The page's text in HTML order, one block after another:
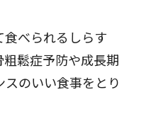
べられるしらす
鬆症予防や成長期
のいい食事をとり